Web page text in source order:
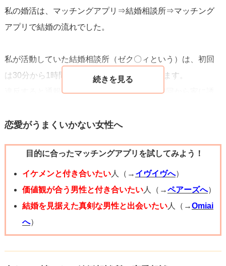
私の婚活は、マッチングアプリ⇒結婚相談所⇒マッチング
アプリで結婚の流れでした。
私が活動していた結婚相談所（ゼク〇ィという）は、初回
は30分から1時間のお茶のみと決められています。
違反すると通報される可能性があるので、初回から家に誘
ただし、2回目以降の仮交際のステータスではどこでなんの
言ってしまえば、仮交際の方を何人もとっかえひっかえで
遊ぶことも可能性としてはありえます。
事実、私自身が仮交際状態で時期がかぶっていた時があり
ました。（本当は絶対にダメです！）
マッチングアプリ全てがNGとなると、中にはきちんとお付
き合いして結婚まで至っている方もいますので、
恋愛がうまくいかない女性へ
目的に合ったマッチングアプリを試してみよう！
イケメンと付き合いたい人（→ イヴイヴへ）
価値観が合う男性と付き合いたい人（→ペアーズへ）
結婚を見据えた真剣な男性と出会いたい人（→Omiai
へ）